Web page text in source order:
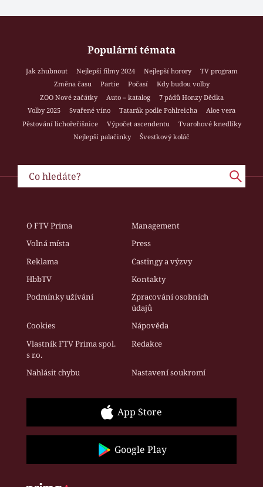
Populární témata
Jak zhubnout Nejlepší filmy 2024 Nejlepší horory
TV program
Změna času
Partie Počasí
Kdy budou volby
ZOO Nové začátky
Auto – katalog
7 pádů Honzy Dědka
Volby 2025
Svařené víno Tatarák podle Pohlreicha
Aloe vera
Pěstování lichořeřišnice
Výpočet ascendentu
Tvarohové knedlíky
Nejlepší palačinky
Švestkový koláč
O FTV Prima
Management
Volná místa
Press
Reklama
Castingy a výzvy
HbbTV
Kontakty
Podmínky užívání
Zpracování osobních
údajů
Cookies
Nápověda
Vlastník FTV Prima spol.
s r.o.
Redakce
Nahlásit chybu Nastavení soukromí
App Store
Google Play